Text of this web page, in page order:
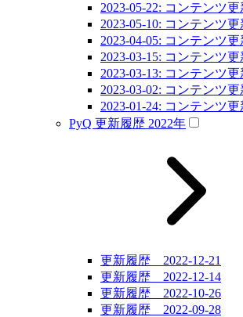
2023-05-22: コンテンツ
2023-05-10: コンテンツ
2023-04-05: コンテンツ
2023-03-15: コンテンツ
2023-03-13: コンテンツ
2023-03-02: コンテンツ
2023-01-24: コンテンツ
PyQ 更新履歴 2022年
更新履歴 2022-12-21
更新履歴 2022-12-14
更新履歴 2022-10-26
更新履歴 2022-09-28